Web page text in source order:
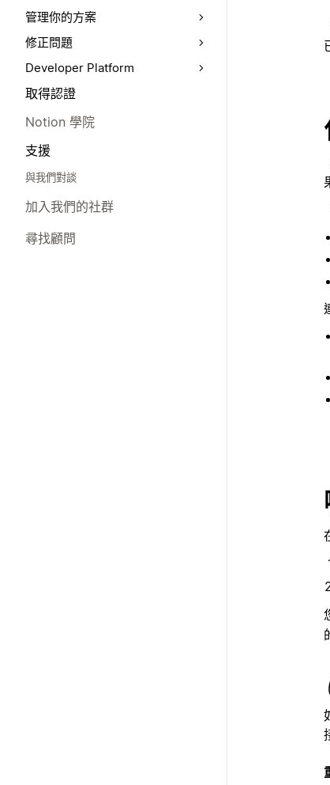
管理你的方案
修正問題
Developer Platform
取得認證
Notion 學院
支援
與我們對談
加入我們的社群
尋找顧問